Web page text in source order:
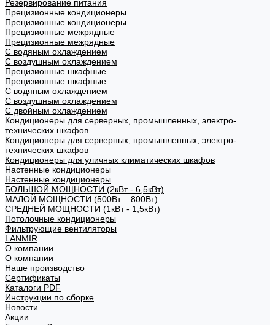
Резервирование питания
Прецизионные кондиционеры
Прецизионные кондиционеры
Прецизионные межрядные
Прецизионные межрядные
С водяным охлаждением
С воздушным охлаждением
Прецизионные шкафные
Прецизионные шкафные
С водяным охлаждением
С воздушным охлаждением
С двойным охлаждением
Кондиционеры для серверных, промышленных, электро-
технических шкафов
Кондиционеры для серверных, промышленных, электро-
технических шкафов
Кондиционеры для уличных климатических шкафов
Настенные кондиционеры
Настенные кондиционеры
БОЛЬШОЙ МОЩНОСТИ (2кВт - 6,5кВт)
МАЛОЙ МОЩНОСТИ (500Вт – 800Вт)
СРЕДНЕЙ МОЩНОСТИ (1кВт - 1,5кВт)
Потолочные кондиционеры
Фильтрующие вентиляторы
LANMIR
О компании
О компании
Наше производство
Сертификаты
Каталоги PDF
Инструкции по сборке
Новости
Акции